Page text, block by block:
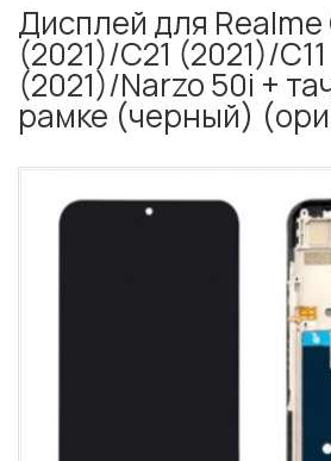
Дисплей для Realme
(2021)/C21 (2021)/C11
(2021)/Narzo 50i +
рамке (черный)